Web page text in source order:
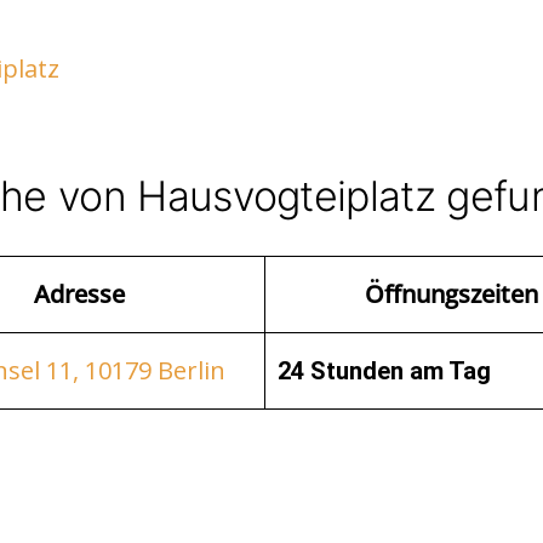
von Hausvogteiplatz
Adresse Öffnungszeiten
11, 10179 Berlin 24 Stunden am Tag